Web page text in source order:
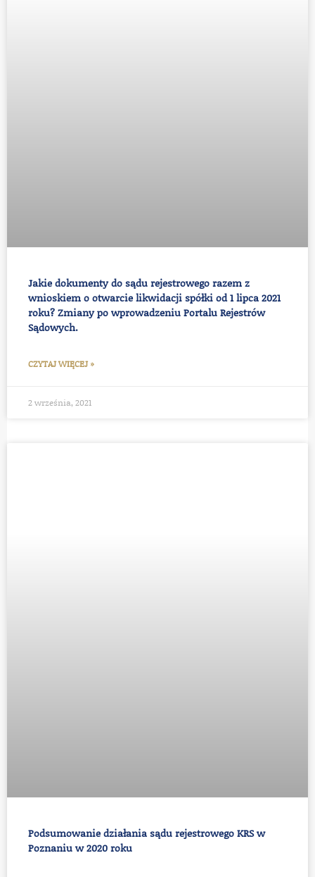
Jakie dokumenty do sądu rejestrowego razem z
wnioskiem o otwarcie likwidacji spółki od 1 lipca 2021
roku? Zmiany po wprowadzeniu Portalu Rejestrów
Sądowych.
CZYTAJ WIĘCEJ »
2 września, 2021
Podsumowanie działania sądu rejestrowego KRS w
Poznaniu w 2020 roku